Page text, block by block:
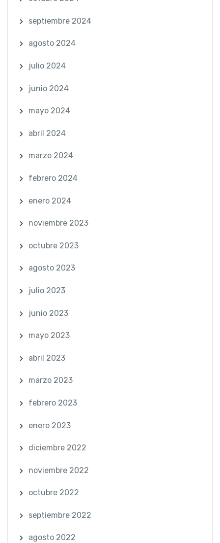
septiembre 2024
agosto 2024
julio 2024
junio 2024
mayo 2024
abril 2024
marzo 2024
febrero 2024
enero 2024
noviembre 2023
octubre 2023
agosto 2023
julio 2023
junio 2023
mayo 2023
abril 2023
marzo 2023
febrero 2023
enero 2023
diciembre 2022
noviembre 2022
octubre 2022
septiembre 2022
agosto 2022